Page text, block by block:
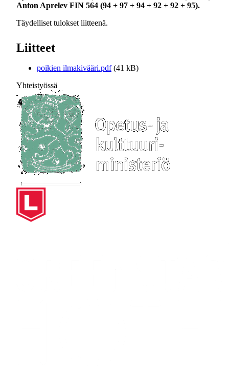
Anton Aprelev FIN 564 (94 + 97 + 94 + 92 + 92 + 95).
Täydelliset tulokset liitteenä.
Liitteet
poikien ilmakivääri.pdf (41 kB)
Yhteistyössä